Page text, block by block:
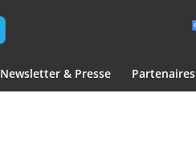
Newsletter & Presse Partenaires